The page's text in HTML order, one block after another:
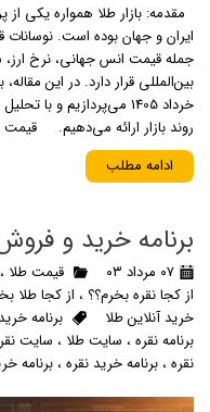
مقدمه: بازار طلا همواره یکی از
ایران و جهان بوده است.
جمله قیمت انس جهانی، نرخ
خرداد 1405 می‌پردازیم و
روند بازار ارائه می‌دهیم.
ادامه مطلب
برنامه خرید و فروش طلا و
۰۷ مرداد ۰۳ قیمت طلا ،
از کجا نقره بخرم؟؟، از کجا طلا
خرید آنلاین طلا
برنامه
برنامه نقره، سایت طلا ، سایت
نقره، برنامه خرید نقره، برنامه